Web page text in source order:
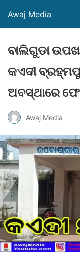
Awaj Media
ବାଲିଗୁଡା
କଏଦୀ
ଅବସ୍ଥାରେ
Awaj Media